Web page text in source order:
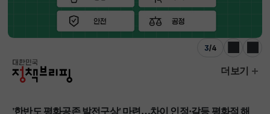
3/4
이전 다음